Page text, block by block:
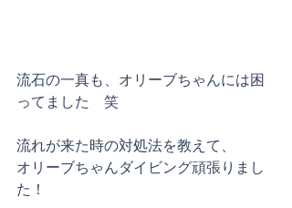
流石の一真も、オリーブちゃんには困
ってました　笑
流れが来た時の対処法を教えて、
オリーブちゃんダイビング頑張りまし
た！